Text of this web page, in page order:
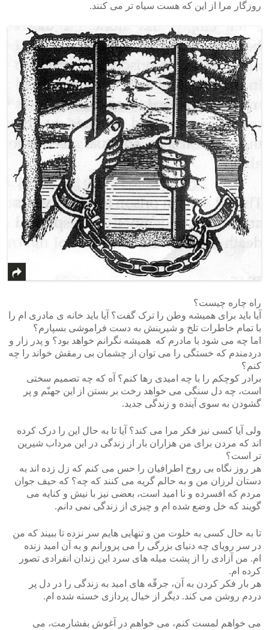
روزگار مرا از این که هست سیاه تر می کنند.
راه چاره چیست؟
آیا باید برای همیشه وطن را ترک گفت؟ آیا باید خانه ی مادری ام را
با تمام خاطرات تلخ و شیرینش به دست فراموشی بسپارم؟
اما چه می شود با مادرم که همیشه نگرانم خواهد بود؟ و پدر زار و
دردمندم که خستگی را می توان از چشمان بی رمقش خواند را چه
کنم؟
برادر کوچکم را با چه امیدی رها کنم؟ آه که چه تصمیم سختی
است، چه دل سنگی می خواهد رخت بر بستن از این جهنّم و پر
گشودن به سوی آینده و زندگی جدید.
ولی آیا کسی نیز فکر مرا می کند؟ آیا تا به حال این را درک کرده
اند که مردن برای من هزاران بار از زندگی در این مرداب شیرین
تر است؟
هر روز نگاه بی روح اطرافیان را حس می کنم که زل زده اند به
دستان لرزان من و به حالم گریه می کنند که چه؟ که حیف جوان
مردم که افسرده و نا امید است، بعضی نیز با نیش و کنایه می
گویند که خل وضع شده ام و چیزی از زندگی نمی دانم.
تا به حال کسی به خلوت من و تنهایی هایم سر نزده تا ببیند که من
در سر رویای چه دنیای بزرگی را می پرورانم و به آن امید زنده
ام. من آزادی را از پشت میله های سرد این زندان انفرادی تصور
کرده ام.
هر بار فکر کردن به آن، جرقّه های امید به زندگی را در دل پر
دردم روشن می کند. دیگر از خیال پردازی خسته شده ام.
می خواهم لمست کنم، می خواهم در آغوش بفشارمت، می